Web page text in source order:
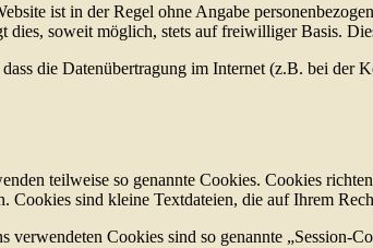
ist in der Regel ohne Angabe
dies, soweit möglich, stets auf freiwilliger Basis.
die Datenübertragung im Internet (z.B. bei
teilweise so genannte Cookies. Cookies
Cookies sind kleine Textdateien, die auf Ihrem
verwendeten Cookies sind so genannte „Session-